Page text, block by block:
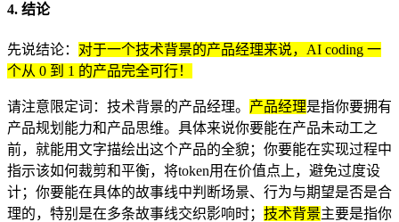
4. 结论
先说结论： 对于一个技术背景的产品经理来说，AI coding 一
个从 0 到 1 的产品完全可行！
请注意限定词：技术背景的产品经理。 产品经理是指你要拥有
产品规划能力和产品思维。具体来说你要能在产品未动工之
前，就能用文字描绘出这个产品的全貌；你要能在实现过程中
指示该如何裁剪和平衡，将token用在价值点上，避免过度设
计；你要能在具体的故事线中判断场景、行为与期望是否是合
理的，特别是在多条故事线交织影响时； 技术背景主要是指你